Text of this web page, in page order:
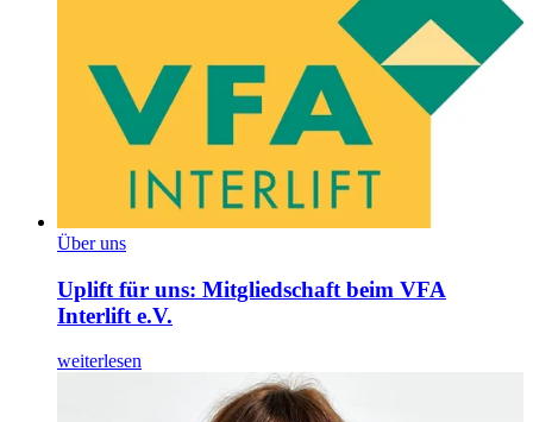
Über uns
Uplift für uns: Mitgliedschaft beim VFA
Interlift e.V.
weiterlesen